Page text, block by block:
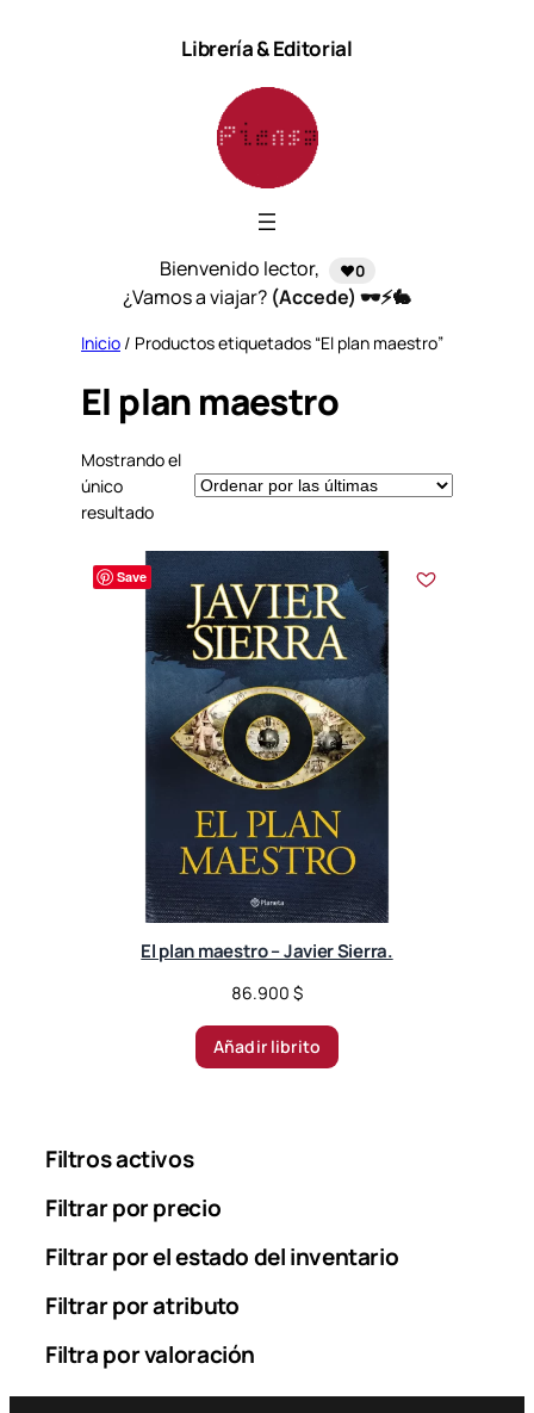
Librería & Editorial
Bienvenido lector, ❤️0
¿Vamos a viajar? (Accede) 🕶️⚡🐇
Inicio / Productos etiquetados “El plan maestro”
El plan maestro
Mostrando el
único
resultado
Save
El plan maestro – Javier Sierra.
86.900 $
Añadir librito
Filtros activos
Filtrar por precio
Filtrar por el estado del inventario
Filtrar por atributo
Filtra por valoración